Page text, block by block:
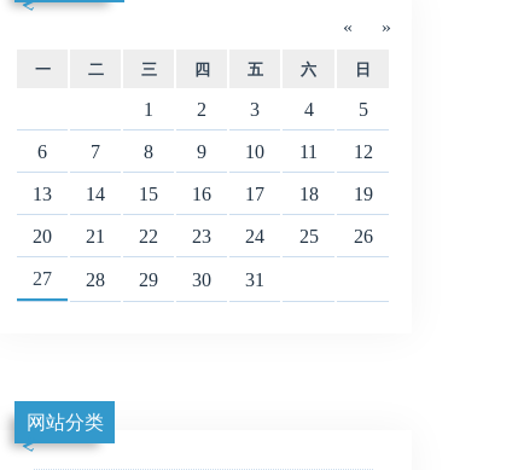
« »
一 二 三 四 五 六 日
1 2 3 4 5
6 7 8 9 10 11 12
13 14 15 16 17 18 19
20 21 22 23 24 25 26
27 28 29 30 31
网站分类